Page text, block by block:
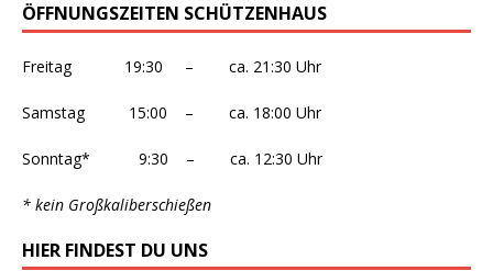
ÖFFNUNGSZEITEN SCHÜTZENHAUS
Freitag 19:30 – ca. 21:30 Uhr
Samstag 15:00 – ca. 18:00 Uhr
Sonntag* 9:30 – ca. 12:30 Uhr
* kein Großkaliberschießen
HIER FINDEST DU UNS